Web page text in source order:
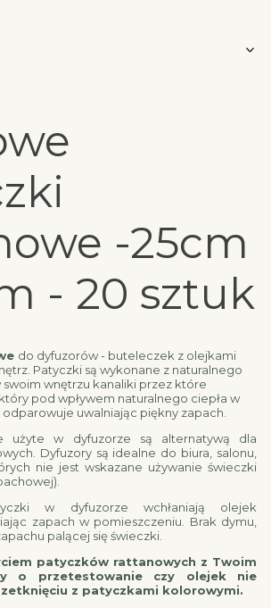
-25cm
- 20 sztuk
do dyfuzorów - buteleczek z olejkami
Patyczki są wykonane z naturalnego
swoim wnętrzu kanaliki przez które
pod wpływem naturalnego ciepła w
uwalniając piękny zapach.
użyte w dyfuzorze są alternatywą dla
Dyfuzory są idealne do biura, salonu,
nie jest wskazane używanie świeczki
w dyfuzorze wchłaniają olejek
zapach w pomieszczeniu. Brak dymu,
palącej się świeczki.
patyczków rattanowych z Twoim
o przetestowanie czy olejek nie
z patyczkami kolorowymi.